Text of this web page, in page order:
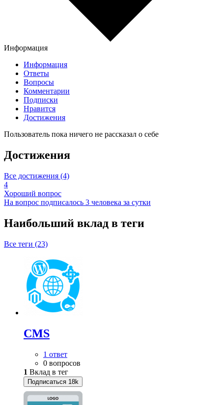
Информация
Информация
Ответы
Вопросы
Комментарии
Подписки
Нравится
Достижения
Пользователь пока ничего не рассказал о себе
Достижения
Все достижения (4)
4
Хороший вопрос
На вопрос подписалось 3 человека за сутки
Наибольший вклад в теги
Все теги (23)
CMS
1 ответ
0 вопросов
1 Вклад в тег
Подписаться 18k